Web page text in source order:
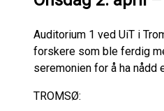
Auditorium 1 ved UiT i
forskere som ble ferdig
seremonien for å ha
TROMSØ: